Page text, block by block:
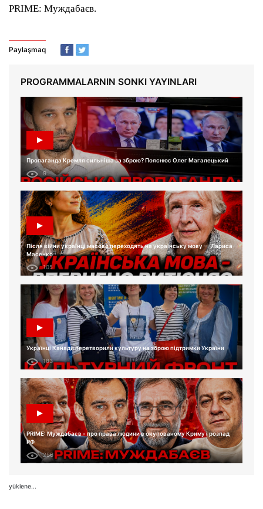
PRIME: Муждабаєв.
Paylaşmaq
PROGRAMMALARNIN SONKI YAYINLARI
Пропаганда Кремля сильніша за зброю? Пояснює Олег Магалецький
9
Після війни українці масово переходять на українську мову — Лариса
Масенко
105
Українці Канади перетворили культуру на зброю підтримки України
183
PRIME: Муждабаєв - про права людини в окупованому Криму і розпад
РФ
266
yüklene...